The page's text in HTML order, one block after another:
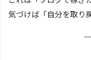
気づけば「自分を取り